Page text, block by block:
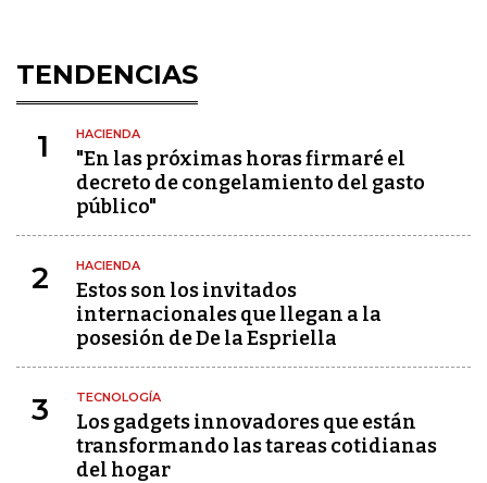
TENDENCIAS
1 HACIENDA
"En las próximas horas firmaré el
decreto de congelamiento del gasto
público"
2 HACIENDA
Estos son los invitados
internacionales que llegan a la
posesión de De la Espriella
3 TECNOLOGÍA
Los gadgets innovadores que están
transformando las tareas cotidianas
del hogar